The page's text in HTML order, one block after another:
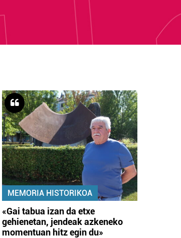
MEMORIA HISTORIKOA
«Gai tabua izan da etxe
gehienetan, jendeak azkeneko
momentuan hitz egin du»